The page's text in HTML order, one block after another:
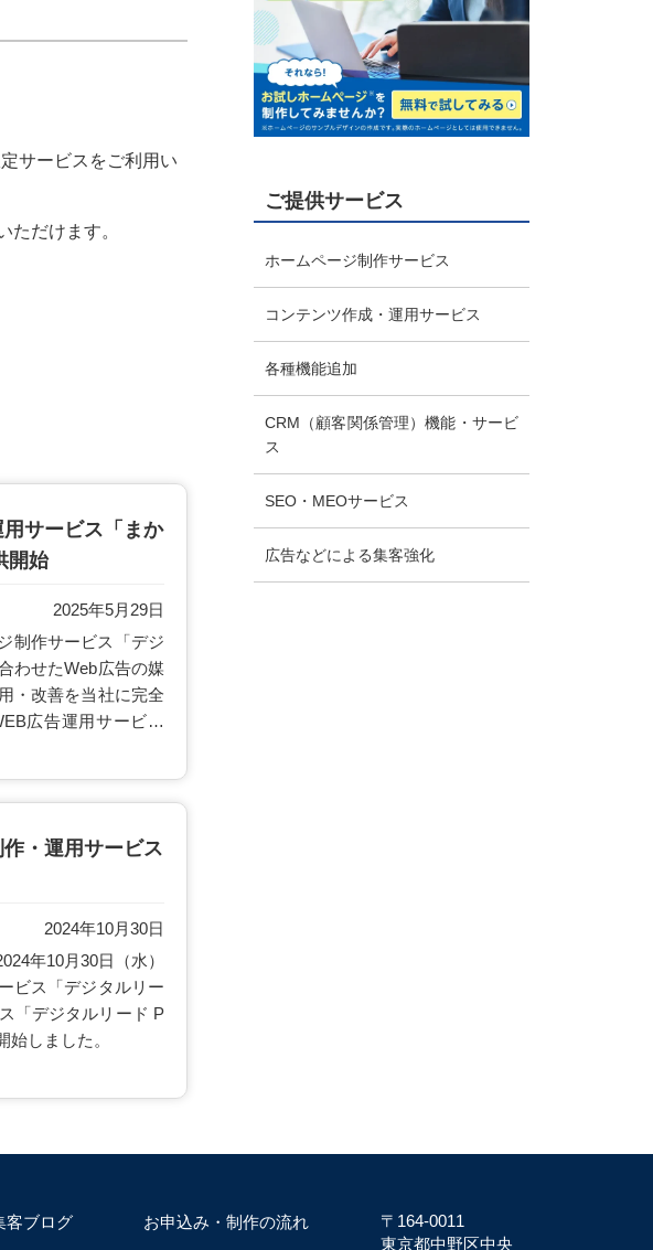
サービスをご利用い
だけます。
サービス「まか
開始
2025年5月29日
制作サービス「デジ
わせたWeb広告の媒
・改善を当社に完全
広告運用サービス
・運用サービス
2024年10月30日
年10月30日（水）
ビス「デジタルリー
「デジタルリード P
始しました。
ご提供サービス
ホームページ制作サービス
コンテンツ作成・運用サービス
各種機能追加
CRM（顧客関係管理）機能・サービ
ス
SEO・MEOサービス
広告などによる集客強化
客ブログ お申込み・制作の流れ
〒164-0011
東京都中野区中央